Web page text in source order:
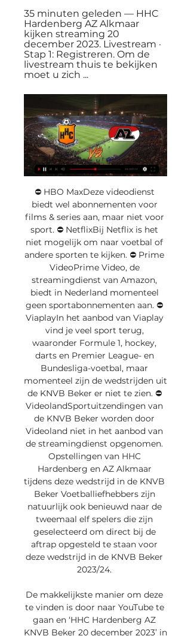
35 minuten geleden — HHC
Hardenberg AZ Alkmaar
kijken streaming 20
december 2023. Livestream ·
Stap 1: Registreren. Om de
livestream thuis te bekijken
moet u zich ...
⛔️ HBO MaxDeze videodienst
biedt wel abonnementen voor
films & series aan, maar niet voor
sport. ⛔️ NetflixBij Netflix is het
niet mogelijk om naar voetbal of
andere sporten te kijken. ⛔️ Prime
VideoPrime Video, de
streamingdienst van Amazon,
biedt in Nederland momenteel
geen sportabonnementen aan. ⛔️
ViaplayIn het aanbod van Viaplay
vind je veel sport terug,
waaronder Formule 1, hockey,
darts en Premier League- en
Bundesliga-voetbal, maar
momenteel zijn de wedstrijden uit
de KNVB Beker er niet te zien. ⛔️
VideolandSportuitzendingen van
de KNVB Beker worden door
Videoland niet in het aanbod van
de streamingdienst opgenomen.
Opstellingen van HHC
Hardenberg en AZ Alkmaar
tijdens deze wedstrijd in de KNVB
Beker Voetballiefhebbers zijn
natuurlijk ook benieuwd naar de
tweemaal elf spelers die zijn
geselecteerd om direct bij de
aftrap opgesteld te staan voor
deze wedstrijd in de KNVB Beker
2023/24.
De makkelijkste manier om deze
te vinden is door naar YouTube te
gaan en ‘HHC Hardenberg AZ
KNVB Beker 20 december 2023’ in